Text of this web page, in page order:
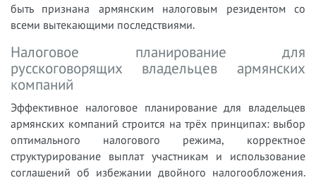
быть признана армянским налоговым резидентом со
всеми вытекающими последствиями.
Налоговое планирование для
русскоговорящих владельцев армянских
компаний
Эффективное налоговое планирование для владельцев
армянских компаний строится на трёх принципах: выбор
оптимального налогового режима, корректное
структурирование выплат участникам и использование
соглашений об избежании двойного налогообложения.